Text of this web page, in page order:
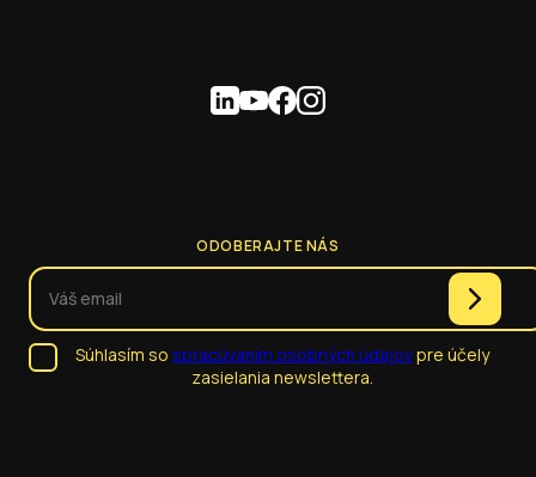
ODOBERAJTE NÁS
Súhlasím so spracúvaním osobných údajovpre účely
zasielania newslettera.